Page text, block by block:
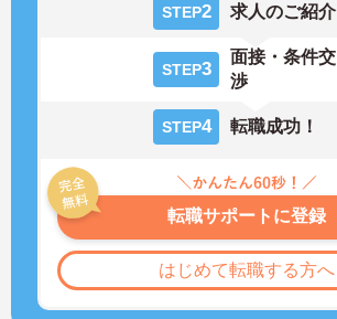
STEP2 求人のご紹介
STEP3
面接・条件交
渉
STEP4 転職成功！
転職サポートに登録
はじめて転職する方へ